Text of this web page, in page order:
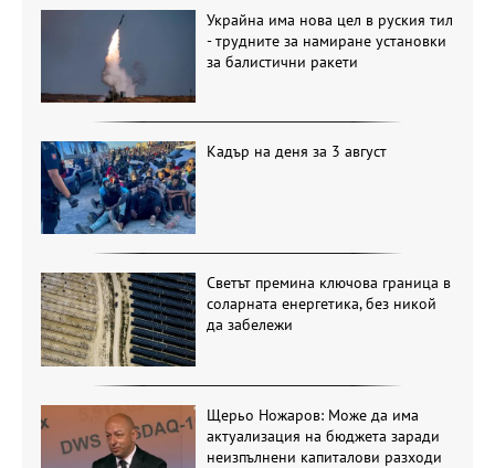
Украйна има нова цел в руския тил
- трудните за намиране установки
за балистични ракети
Кадър на деня за 3 август
Светът премина ключова граница в
соларната енергетика, без никой
да забележи
Щерьо Ножаров: Може да има
актуализация на бюджета заради
неизпълнени капиталови разходи